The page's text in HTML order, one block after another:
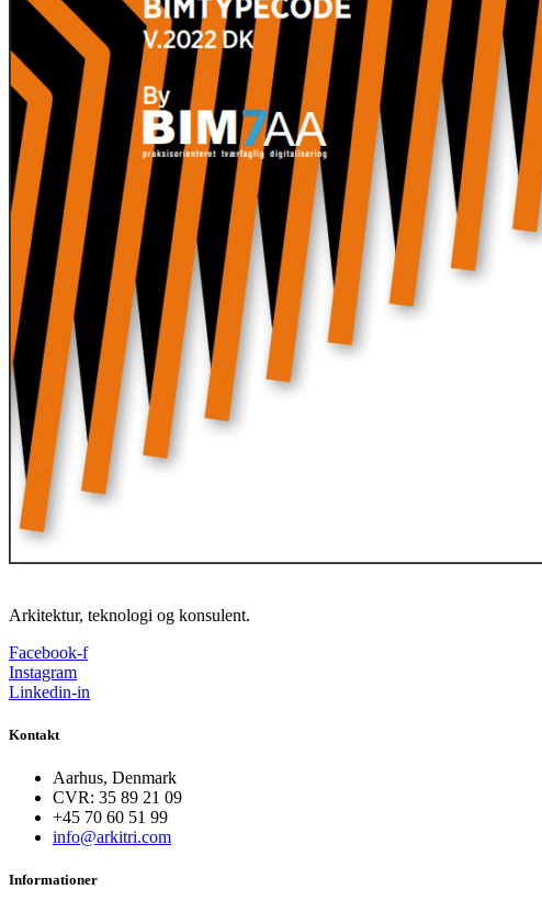
Arkitektur, teknologi og konsulent.
Facebook-f
Instagram
Linkedin-in
Kontakt
Aarhus, Denmark
CVR: 35 89 21 09
+45 70 60 51 99
info@arkitri.com
Informationer